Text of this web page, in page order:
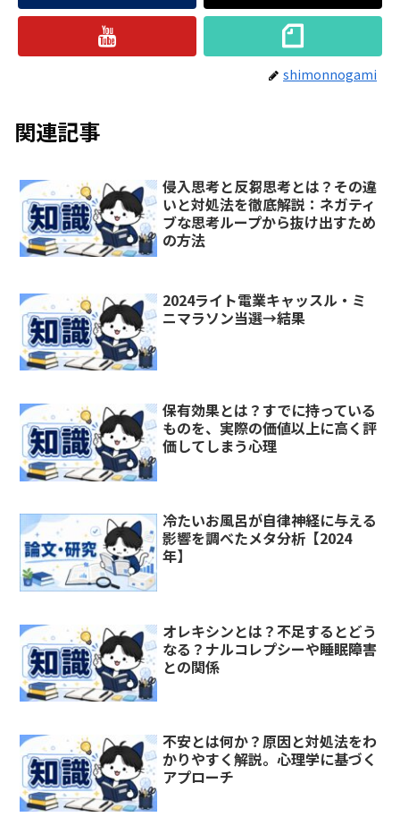
shimonnogami
関連記事
侵入思考と反芻思考とは？その違
いと対処法を徹底解説：ネガティ
ブな思考ループから抜け出すため
の方法
2024ライト電業キャッスル・ミ
ニマラソン当選→結果
保有効果とは？すでに持っている
ものを、実際の価値以上に高く評
価してしまう心理
冷たいお風呂が自律神経に与える
影響を調べたメタ分析【2024
年】
オレキシンとは？不足するとどう
なる？ナルコレプシーや睡眠障害
との関係
不安とは何か？原因と対処法をわ
かりやすく解説。心理学に基づく
アプローチ